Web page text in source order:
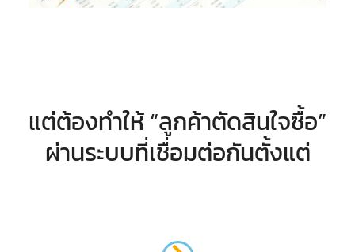
แต่ต้องทำให้ “ลูกค้าตัดสินใจซื้อ”
ผ่านระบบที่เชื่อมต่อกันตั้งแต่